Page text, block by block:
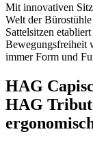
Mit innovativen
Welt der
Sattelsitzen
Bewegungsfreiheit
immer Form und
HAG
HAG